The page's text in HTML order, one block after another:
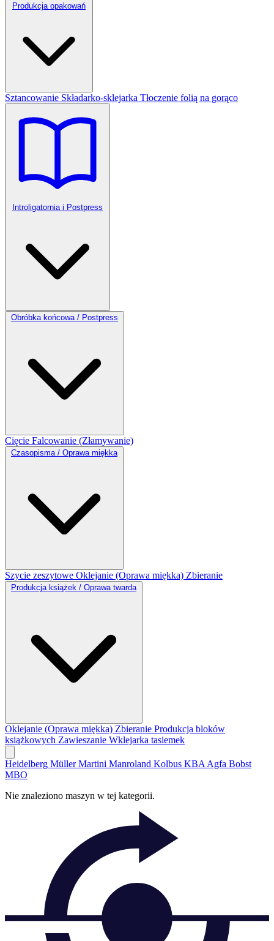
Produkcja opakowań
Sztancowanie Składarko-sklejarka Tłoczenie folią na gorąco
Introligatornia i Postpress
Obróbka końcowa / Postpress
Cięcie Falcowanie (Złamywanie)
Czasopisma / Oprawa miękka
Szycie zeszytowe Oklejanie (Oprawa miękka) Zbieranie
Produkcja książek / Oprawa twarda
Oklejanie (Oprawa miękka) Zbieranie Produkcja bloków
książkowych Zawieszanie Wklejarka tasiemek
Heidelberg Müller Martini Manroland Kolbus KBA Agfa Bobst
MBO
Nie znaleziono maszyn w tej kategorii.